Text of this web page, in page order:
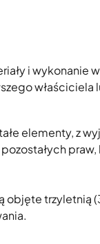
i wykonanie
elementy,